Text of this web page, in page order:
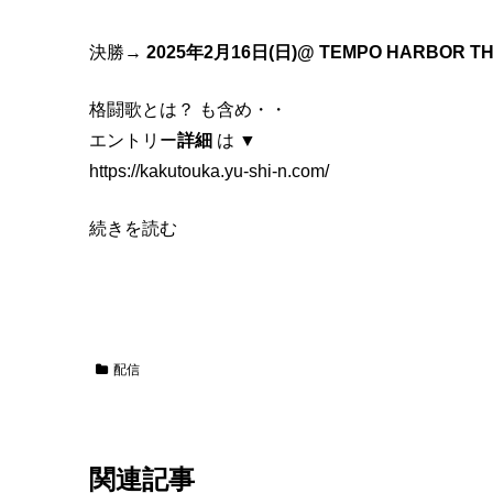
決勝→ 2025年2月16日(日)@ TEMPO HARBOR
格闘歌とは？ も含め・・
エントリー詳細 は ▼
https://kakutouka.yu-shi-n.com/
続きを読む
配信
関連記事